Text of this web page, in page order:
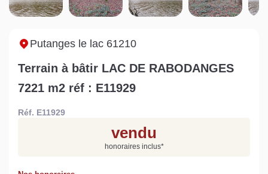
Sarthe pour booster sa
vente
quelles sont les
conséquences ?
Estimez votre bien en ligne.
en quelques clics.
Putanges le lac 61210
Terrain à bâtir LAC DE RABODANGES
7221 m2 réf : E11929
Réf. E11929
vendu
honoraires inclus*